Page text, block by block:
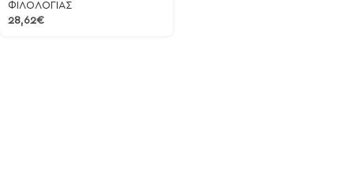
ΦΙΛΟΛΟΓΙΑΣ
28,62€